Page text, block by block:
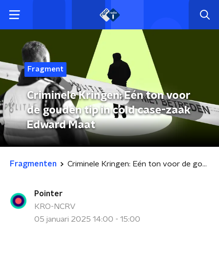
Fragment
Criminele Kringen: Eén ton voor
de gouden tip in cold case-zaak
Edward Maat
Fragmenten Criminele Kringen: Eén ton voor de gouden tip in cold case-zaak Edward Maat
Pointer
KRO-NCRV
05 januari 2025 14:00 - 15:00